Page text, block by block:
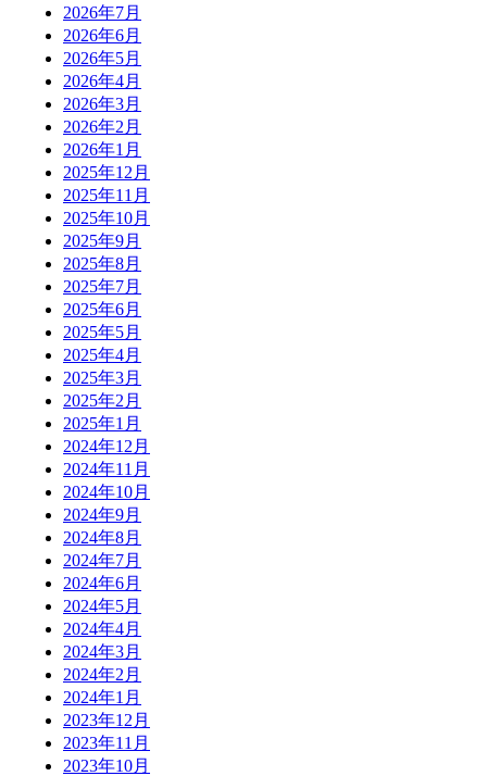
2026年7月
2026年6月
2026年5月
2026年4月
2026年3月
2026年2月
2026年1月
2025年12月
2025年11月
2025年10月
2025年9月
2025年8月
2025年7月
2025年6月
2025年5月
2025年4月
2025年3月
2025年2月
2025年1月
2024年12月
2024年11月
2024年10月
2024年9月
2024年8月
2024年7月
2024年6月
2024年5月
2024年4月
2024年3月
2024年2月
2024年1月
2023年12月
2023年11月
2023年10月